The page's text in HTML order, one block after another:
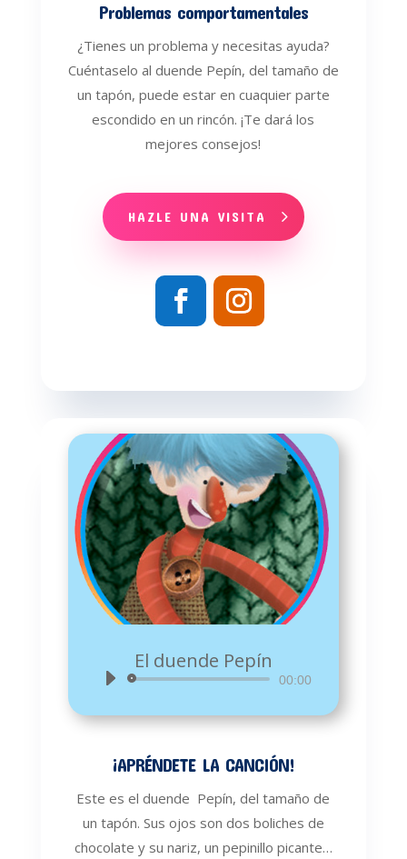
Problemas comportamentales
¿Tienes un problema y necesitas ayuda?
Cuéntaselo al duende Pepín, del tamaño de
un tapón, puede estar en cuaquier parte
escondido en un rincón. ¡Te dará los
mejores consejos!
HAZLE UNA VISITA
El duende Pepín
Reproductor
audio
00:00
¡APRÉNDETE LA CANCIÓN!
Este es el duende Pepín, del tamaño de
un tapón. Sus ojos son dos boliches de
chocolate y su nariz, un pepinillo picante…